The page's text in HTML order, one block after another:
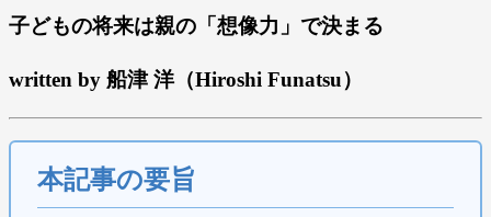
子どもの将来は親の「想像力」で決まる
written by 船津 洋（Hiroshi Funatsu）
本記事の要旨